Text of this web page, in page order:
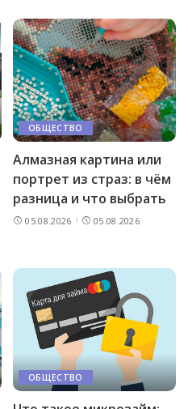
ОБЩЕСТВО
Алмазная картина или
портрет из страз: в чём
разница и что выбрать
05.08.2026 05.08.2026
ОБЩЕСТВО